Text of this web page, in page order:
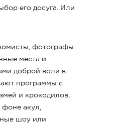
его досуга. Или
фотографы
места и
доброй воли в
программы с
и крокодилов,
акул,
шоу или